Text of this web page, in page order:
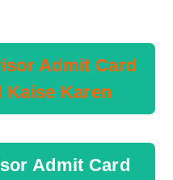
Admit Card
Kaise Karen
Admit Card